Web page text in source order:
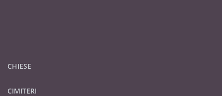
CHIESE
CIMITERI